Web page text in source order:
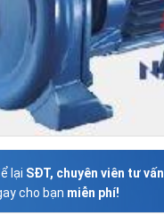
lại SĐT, chuyên viên tư vấn
cho bạn miễn phí!